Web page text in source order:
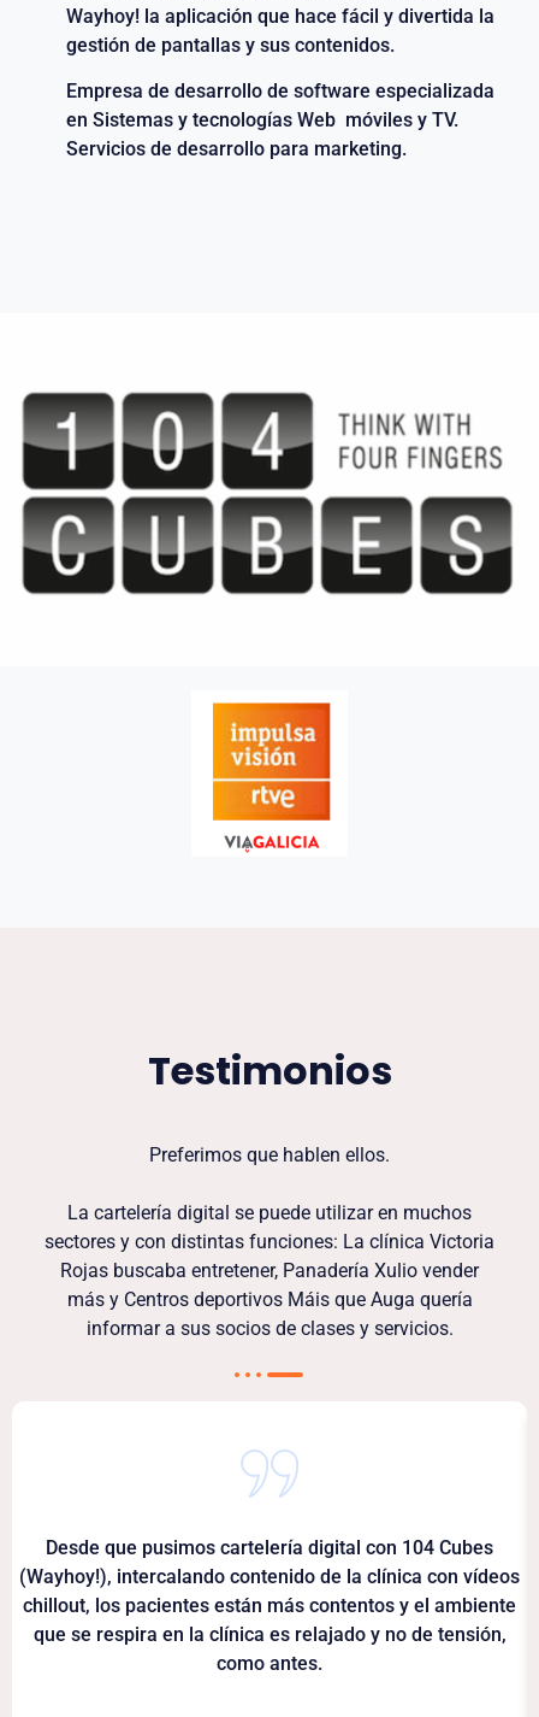
Wayhoy! la aplicación que hace fácil y divertida la
gestión de pantallas y sus contenidos.
Empresa de desarrollo de software especializada
en Sistemas y tecnologías Web móviles y TV.
Servicios de desarrollo para marketing.
Testimonios
Preferimos que hablen ellos.
La cartelería digital se puede utilizar en muchos
sectores y con distintas funciones: La clínica Victoria
Rojas buscaba entretener, Panadería Xulio vender
más y Centros deportivos Máis que Auga quería
informar a sus socios de clases y servicios.
Desde que pusimos cartelería digital con 104 Cubes
(Wayhoy!), intercalando contenido de la clínica con vídeos
chillout, los pacientes están más contentos y el ambiente
que se respira en la clínica es relajado y no de tensión,
como antes.